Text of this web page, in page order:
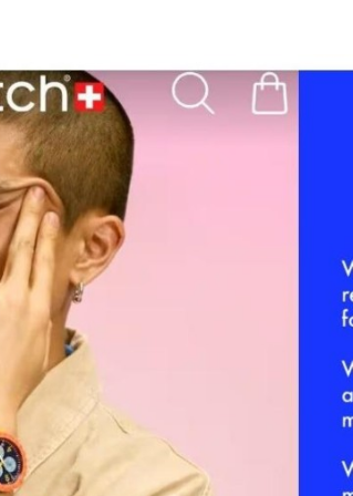
Reputatie